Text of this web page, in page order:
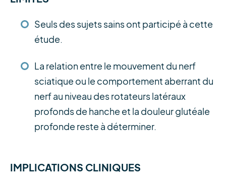
Seuls des sujets sains ont participé à cette
étude.
La relation entre le mouvement du nerf
sciatique ou le comportement aberrant du
nerf au niveau des rotateurs latéraux
profonds de hanche et la douleur glutéale
profonde reste à déterminer.
IMPLICATIONS CLINIQUES